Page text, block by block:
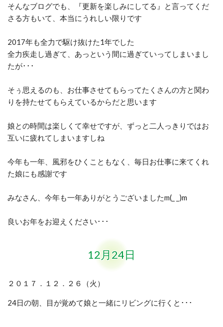
そんなブログでも、『更新を楽しみにしてる』と言ってくだ
さる方もいて、本当にうれしい限りです
2017年も全力で駆け抜けた1年でした
全力疾走し過ぎて、あっという間に過ぎていってしまいまし
たが･･･
そぅ思えるのも、お仕事させてもらってたくさんの方と関わ
りを持たせてもらえているからだと思います
娘との時間は楽しくて幸せですが、ずっと二人っきりではお
互いに疲れてしまいますしね
今年も一年、風邪をひくこともなく、毎日お仕事に来てくれ
た娘にも感謝です
みなさん、今年も一年ありがとうございましたm(_ _)m
良いお年をお迎えください･･･
12月24日
２０１７．１２．２６（火）
24日の朝、目が覚めて娘と一緒にリビングに行くと･･･